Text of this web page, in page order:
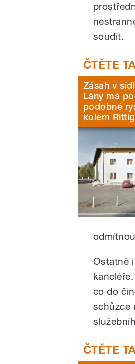
soudit.
Zásah v
Lány má
podobné
kolem
Ostatně
co do
schůzce